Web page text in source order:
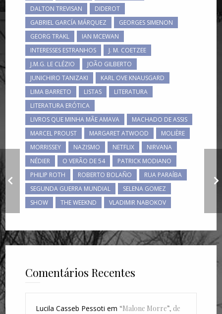
Duas séries
norueguesas
DALTON TREVISAN
DIDEROT
GABRIEL GARCÍA MÁRQUEZ
GEORGES SIMENON
GEORG TRAKL
IAN MCEWAN
INTERESSES ESTRANHOS
J. M. COETZEE
J.M.G. LE CLÉZIO
JOÃO GILBERTO
JUNICHIRO TANIZAKI
KARL OVE KNAUSGARD
LIMA BARRETO
LISTAS
LITERATURA
LITERATURA ERÓTICA
LIVROS QUE MINHA MÃE AMAVA
MACHADO DE ASSIS
MARCEL PROUST
MARGARET ATWOOD
MOLIÈRE
MORRISSEY
NAZISMO NETFLIX
NIRVANA
NÉDIER
O VERÃO DE 54
PATRICK MODIANO
PHILIP ROTH
ROBERTO BOLAÑO
RUA PARAÍBA
SEGUNDA GUERRA MUNDIAL
SELENA GOMEZ
SHOW
THE WEEKND VLADIMIR NABOKOV
Comentários Recentes
Lucila Casseb Pessoti em “Malone Morre”, de